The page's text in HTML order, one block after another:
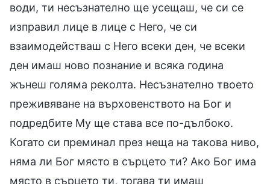
води, ти несъзнателно ще усещаш, че си се
изправил лице в лице с Него, че си
взаимодействаш с Него всеки ден, че всеки
ден имаш ново познание и всяка година
жънеш голяма реколта. Несъзнателно твоето
преживяване на върховенството на Бог и
подредбите Му ще става все по-дълбоко.
Когато си преминал през неща на такова ниво,
няма ли Бог място в сърцето ти? Ако Бог има
място в сърцето ти, тогава ти имаш